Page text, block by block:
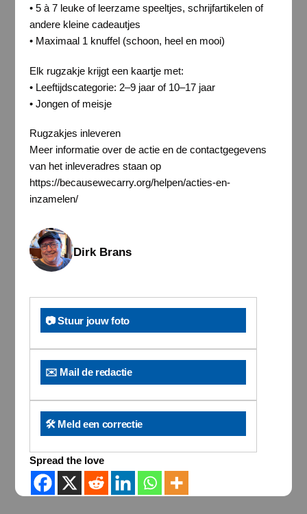
• 5 à 7 leuke of leerzame speeltjes, schrijfartikelen of
andere kleine cadeautjes
• Maximaal 1 knuffel (schoon, heel en mooi)
Elk rugzakje krijgt een kaartje met:
• Leeftijdscategorie: 2–9 jaar of 10–17 jaar
• Jongen of meisje
Rugzakjes inleveren
Meer informatie over de actie en de contactgegevens
van het inleveradres staan op
https://becausewecarry.org/helpen/acties-en-
inzamelen/
Dirk Brans
📷 Stuur jouw foto
✉️ Mail de redactie
🛠️ Meld een correctie
Spread the love